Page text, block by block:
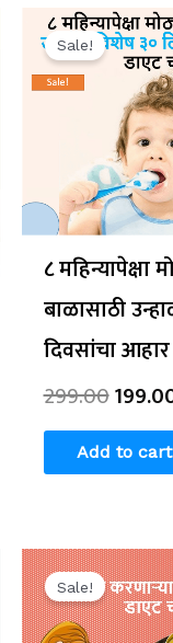
Sale!
८ महिन्यापेक्षा
बाळासाठी
दिवसांचा आहार
299.00
price
was:
Add to cart
Sale! price
was: